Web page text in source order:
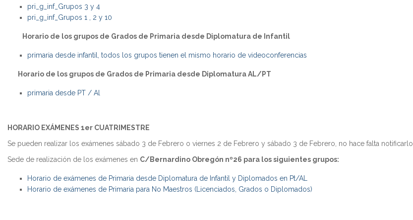
pri_g_inf_Grupos 3 y 4
pri_g_inf_Grupos 1 , 2 y 10
Horario de los grupos de Grados de Primaria desde Diplomatura de Infantil
primaria desde infantil, todos los grupos tienen el mismo horario de videoconferencias
Horario de los grupos de Grados de Primaria desde Diplomatura AL/PT
primaria desde PT / Al
HORARIO EXÁMENES 1er CUATRIMESTRE
Se pueden realizar los exámenes sábado 3 de Febrero o viernes 2 de Febrero y sábado 3 de Febrero, no hace falta notificarlo.
Sede de realización de los exámenes en C/Bernardino Obregón nº26 para los siguientes grupos:
Horario de exámenes de Primaria desde Diplomatura de Infantil y Diplomados en Pt/AL
Horario de exámenes de Primaria para No Maestros (Licenciados, Grados o Diplomados)